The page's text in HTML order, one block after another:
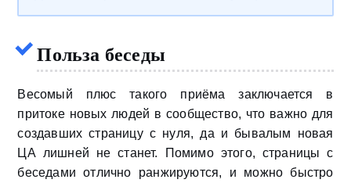
Польза беседы
Весомый плюс такого приёма заключается в
притоке новых людей в сообщество, что важно для
создавших страницу с нуля, да и бывалым новая
ЦА лишней не станет. Помимо этого, страницы с
беседами отлично ранжируются, и можно быстро